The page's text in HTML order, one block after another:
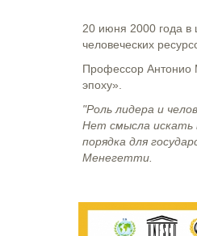
20 июня 2000 года
человеческих
Профессор Антонио
эпоху».
"Роль лидера и
Нет смысла искать
порядка для
Менегетти.